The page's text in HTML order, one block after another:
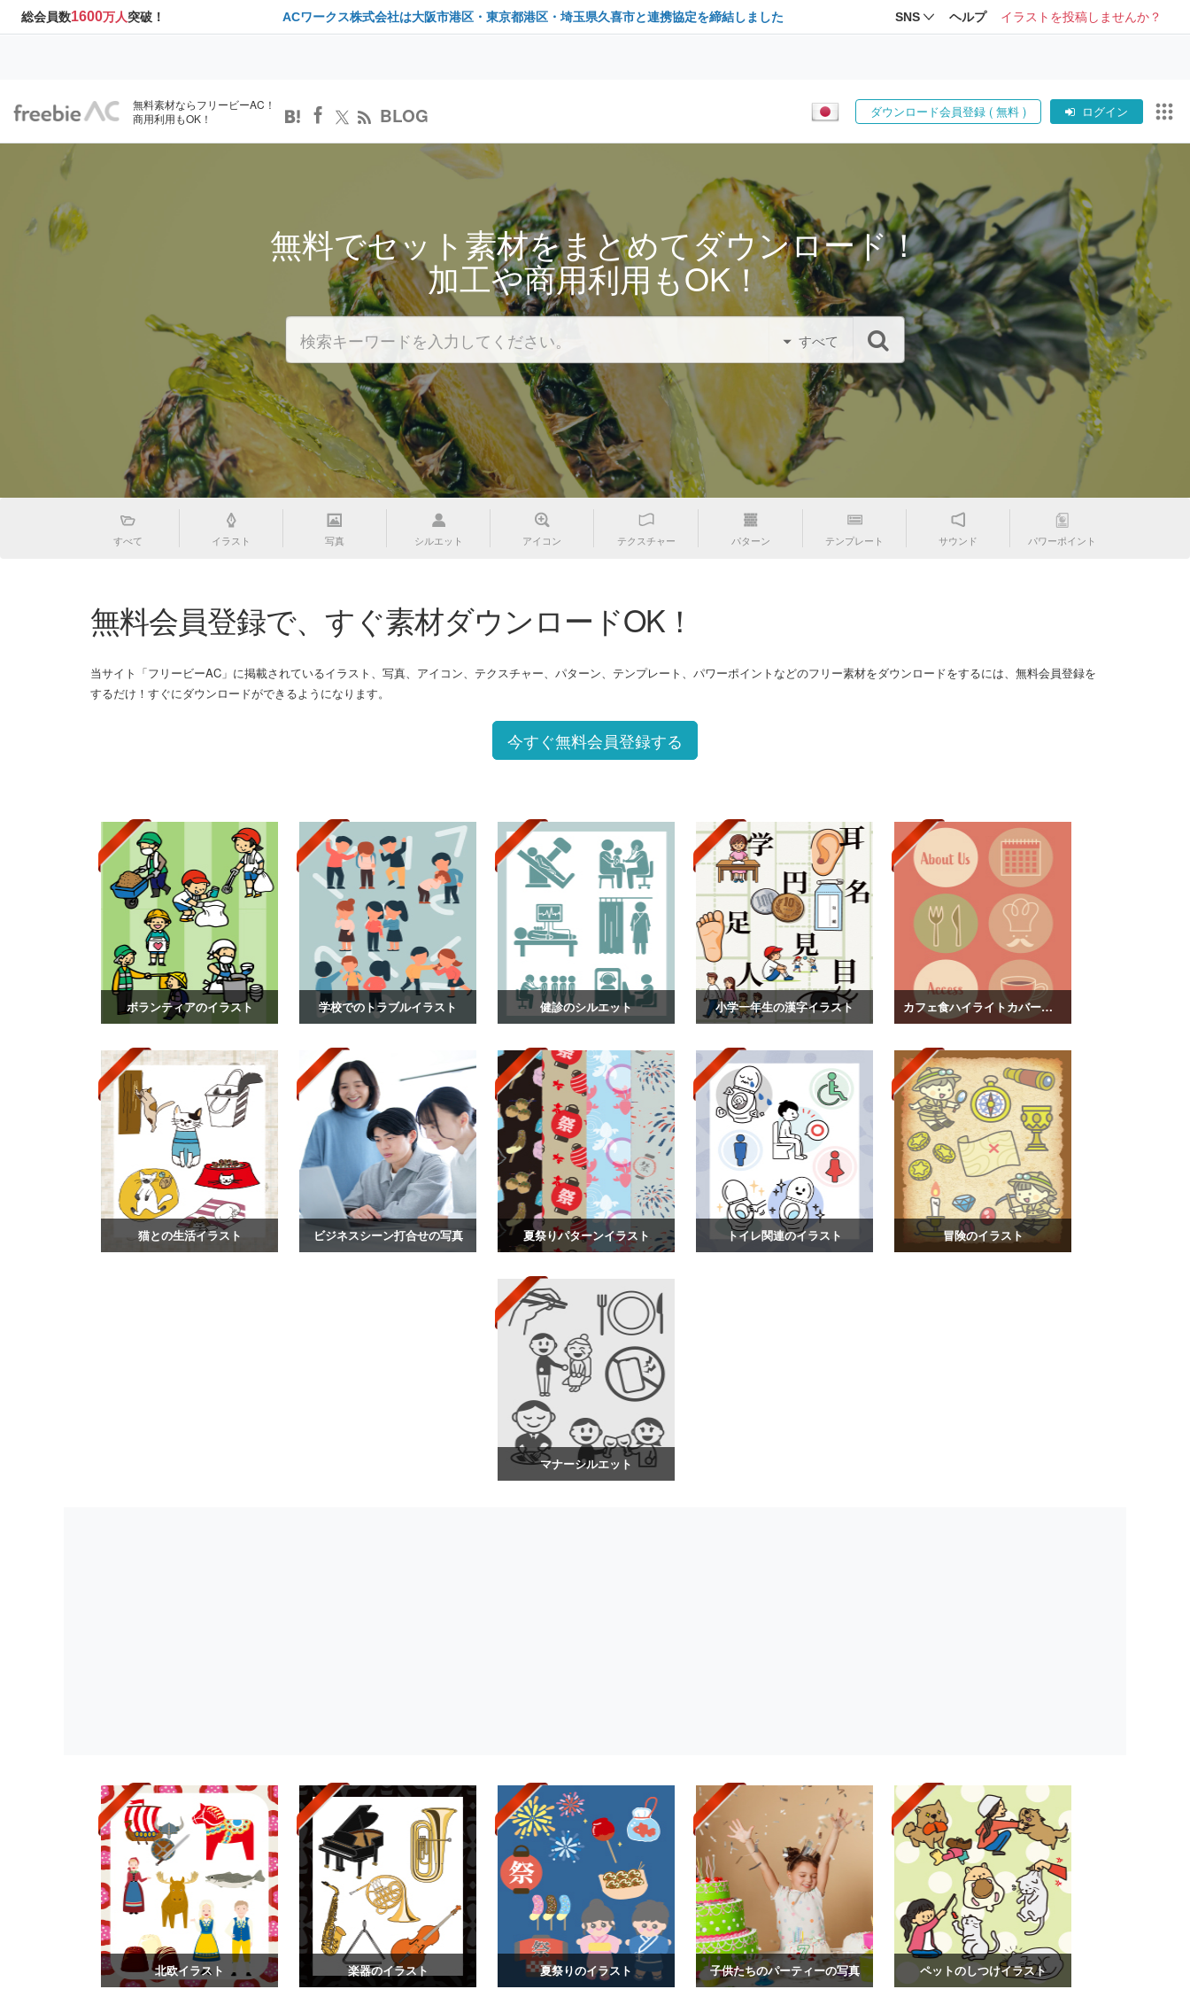
総会員数1600万人突破！ ACワークス株式会社は大阪市港区・東京都港区・埼玉県久喜市と連携協定を締結しました SNS ヘルプ イラストを投稿しませんか？
無料素材ならフリービーAC！
商用利用もOK！
BLOG ダウンロード会員登録 ( 無料 ) ログイン
無料でセット素材をまとめてダウンロード！
加工や商用利用もOK！
すべて
すべて イラスト 写真 シルエット アイコン テクスチャー パターン テンプレート サウンド パワーポイント
無料会員登録で、すぐ素材ダウンロードOK！
当サイト「フリービーAC」に掲載されているイラスト、写真、アイコン、テクスチャー、パターン、テンプレート、パワーポイントなどのフリー素材をダウンロードをするには、無料会員登録を
するだけ！すぐにダウンロードができるようになります。
今すぐ無料会員登録する
ボランティアのイラスト 学校でのトラブルイラスト 健診のシルエット 小学一年生の漢字イラスト カフェ食ハイライトカバーイラスト
猫との生活イラスト ビジネスシーン打合せの写真 夏祭りパターンイラスト トイレ関連のイラスト 冒険のイラスト
マナーシルエット
北欧イラスト 楽器のイラスト 夏祭りのイラスト 子供たちのパーティーの写真 ペットのしつけイラスト